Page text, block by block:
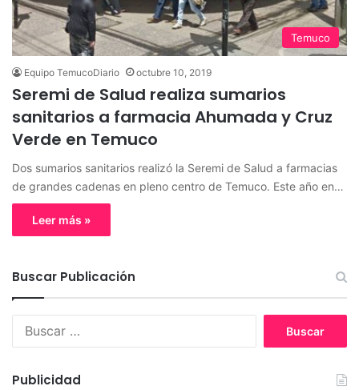
Temuco
Equipo TemucoDiario octubre 10, 2019
Seremi de Salud realiza sumarios
sanitarios a farmacia Ahumada y Cruz
Verde en Temuco
Dos sumarios sanitarios realizó la Seremi de Salud a farmacias
de grandes cadenas en pleno centro de Temuco. Este año en…
Leer más »
Buscar Publicación
Publicidad